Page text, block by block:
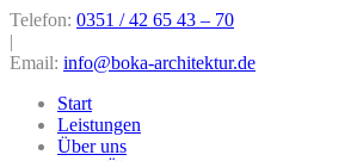
Telefon: 0351 / 42 65 43 – 70
|
Email: info@boka-architektur.de
Start
Leistungen
Über uns